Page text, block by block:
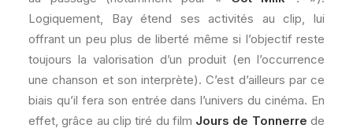
Logiquement, Bay étend ses activités au clip, lui
offrant un peu plus de liberté même si l’objectif reste
toujours la valorisation d’un produit (en l’occurrence
une chanson et son interprète). C’est d’ailleurs par ce
biais qu’il fera son entrée dans l’univers du cinéma. En
effet, grâce au clip tiré du film Jours de Tonnerre de